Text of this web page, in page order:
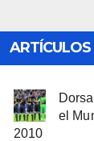
el
2010